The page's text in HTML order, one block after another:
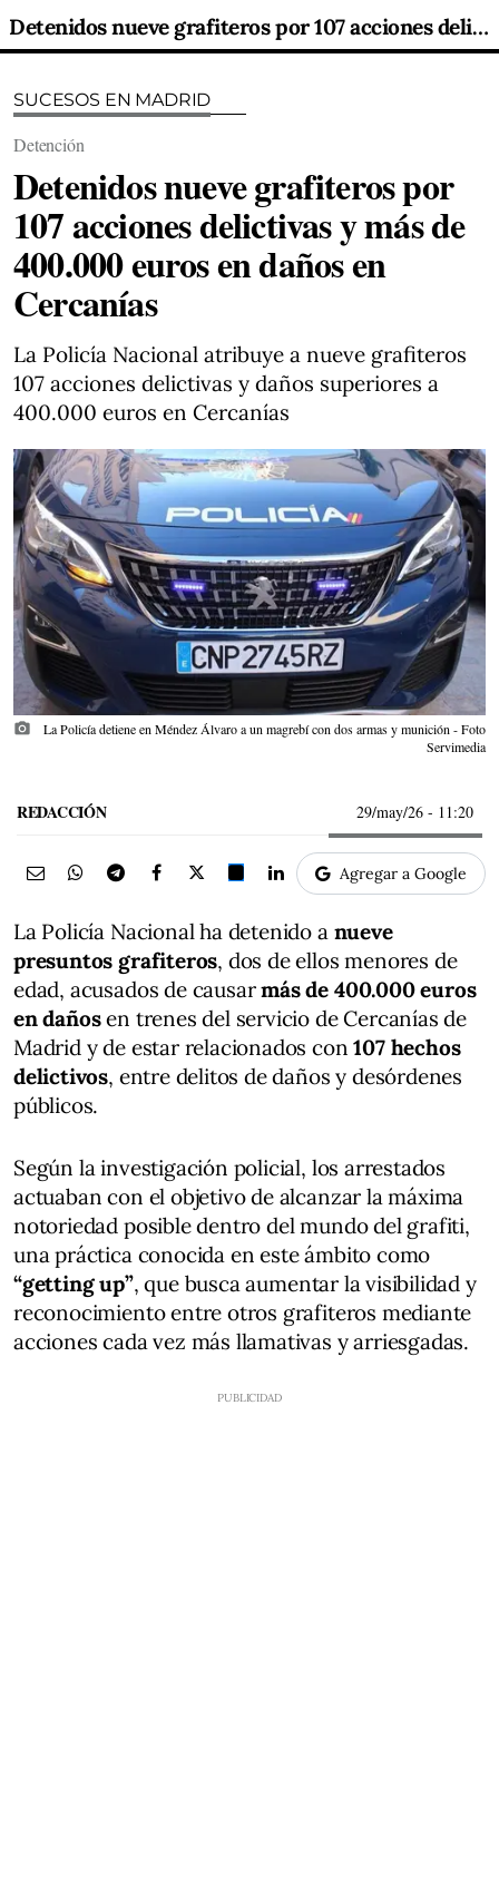
Detenidos nueve grafiteros por 107 acciones delictivas y más de 400.000 euros en daños en Cercanías
SUCESOS EN MADRID
Detención
Detenidos nueve grafiteros por
107 acciones delictivas y más de
400.000 euros en daños en
Cercanías
La Policía Nacional atribuye a nueve grafiteros
107 acciones delictivas y daños superiores a
400.000 euros en Cercanías
photo_camera
La Policía detiene en Méndez Álvaro a un magrebí con dos armas y munición - Foto
Servimedia
REDACCIÓN 29/may/26 - 11:20
Agregar a Google
La Policía Nacional ha detenido a nueve
presuntos grafiteros, dos de ellos menores de
edad, acusados de causarmás de 400.000 euros
en dañosen trenes del servicio de Cercanías de
Madrid y de estar relacionados con107 hechos
delictivos, entre delitos de daños y desórdenes
públicos.
Según la investigación policial, los arrestados
actuaban con el objetivo de alcanzar la máxima
notoriedad posible dentro del mundo del grafiti,
una práctica conocida en este ámbito como
“getting up”, que busca aumentar la visibilidad y
reconocimiento entre otros grafiteros mediante
acciones cada vez más llamativas y arriesgadas.